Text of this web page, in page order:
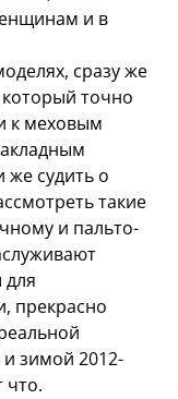
и в
сразу же
точно
к меховым
судить о
такие
и пальто-
для
прекрасно
зимой 2012-
что.